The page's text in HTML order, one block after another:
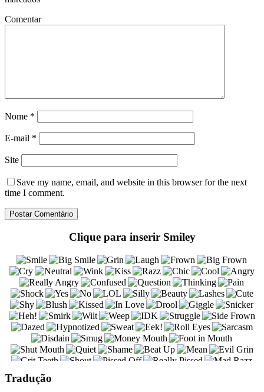
Comentar
Nome *
E-mail *
Site
Save my name, email, and website in this browser for the next
time I comment.
Clique para inserir Smiley
Tradução